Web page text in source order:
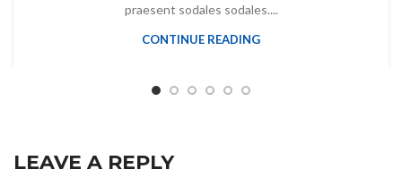
praesent sodales sodales....
CONTINUE READING
LEAVE A REPLY